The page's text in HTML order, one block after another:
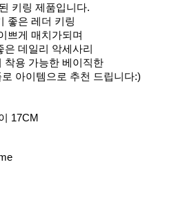
키링 제품입니다.
좋은 레더 키링
쁘게 매치가되며
은 데일리 악세사리
착용 가능한 베이직한
아이템으로 추천 드립니다:)
17CM